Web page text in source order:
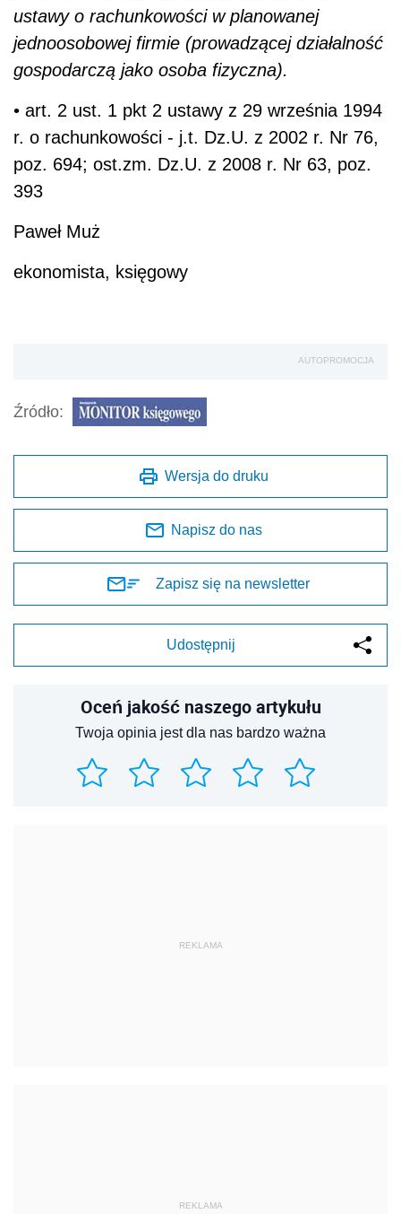
ustawy o rachunkowości w planowanej
jednoosobowej firmie (prowadzącej działalność
gospodarczą jako osoba fizyczna).
• art. 2 ust. 1 pkt 2 ustawy z 29 września 1994
r. o rachunkowości - j.t. Dz.U. z 2002 r. Nr 76,
poz. 694; ost.zm. Dz.U. z 2008 r. Nr 63, poz.
393
Paweł Muż
ekonomista, księgowy
AUTOPROMOCJA
Źródło:
Wersja do druku
Napisz do nas
Zapisz się na newsletter
Udostępnij
Oceń jakość naszego artykułu
Twoja opinia jest dla nas bardzo ważna
REKLAMA
REKLAMA